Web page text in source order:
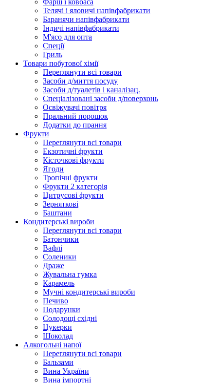
Фарш i ковбаса
Телячi i яловичi напiвфабрикати
Баранячи напiвфабрикати
Iндичi напiвфабрикати
М'ясо для опта
Спеції
Гриль
Товари побутової хімії
Переглянути всі товари
Засоби д/миття посуду
Засоби д/туалетів і каналізац.
Спеціалізовані засоби д/поверхонь
Освіжувачі повітря
Пральний порошок
Додатки до прання
Фрукти
Переглянути всі товари
Екзoтичні фрукти
Кісточкові фрукти
Ягоди
Тропічні фрукти
Фрукти 2 категорія
Цитрусові фрукти
Зерняткові
Баштани
Кондитерські вироби
Переглянути всі товари
Батончики
Вафлі
Соленики
Драже
Жувальнa гумка
Карамель
Мучні кондитерські вироби
Печиво
Подарунки
Солодощі східні
Цукерки
Шоколад
Алкогольні напої
Переглянути всі товари
Бальзами
Вина України
Вина імпортні